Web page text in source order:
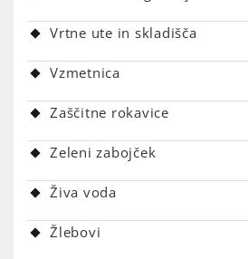
Vrtne ute in skladišča
Vzmetnica
Zaščitne rokavice
Zeleni zabojček
Živa voda
Žlebovi